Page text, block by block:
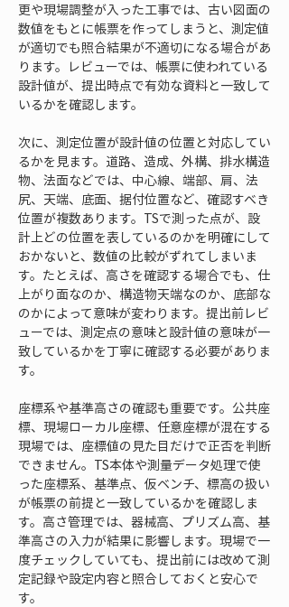
更や現場調整が入った工事では、古い図面の
数値をもとに帳票を作ってしまうと、測定値
が適切でも照合結果が不適切になる場合があ
ります。レビューでは、帳票に使われている
設計値が、提出時点で有効な資料と一致して
いるかを確認します。
次に、測定位置が設計値の位置と対応してい
るかを見ます。道路、造成、外構、排水構造
物、法面などでは、中心線、端部、肩、法
尻、天端、底面、据付位置など、確認すべき
位置が複数あります。TSで測った点が、設
計上どの位置を表しているのかを明確にして
おかないと、数値の比較がずれてしまいま
す。たとえば、高さを確認する場合でも、仕
上がり面なのか、構造物天端なのか、底部な
のかによって意味が変わります。提出前レビ
ューでは、測定点の意味と設計値の意味が一
致しているかを丁寧に確認する必要がありま
す。
座標系や基準高さの確認も重要です。公共座
標、現場ローカル座標、任意座標が混在する
現場では、座標値の見た目だけで正否を判断
できません。TS本体や測量データ処理で使
った座標系、基準点、仮ベンチ、標高の扱い
が帳票の前提と一致しているかを確認しま
す。高さ管理では、器械高、プリズム高、基
準高さの入力が結果に影響します。現場で一
度チェックしていても、提出前には改めて測
定記録や設定内容と照合しておくと安心で
す。